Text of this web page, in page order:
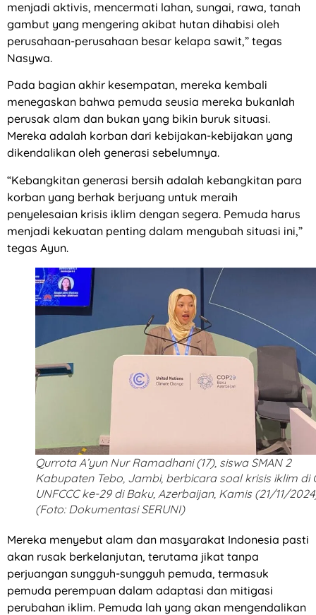
menjadi aktivis, mencermati lahan, sungai, rawa, tanah
gambut yang mengering akibat hutan dihabisi oleh
perusahaan-perusahaan besar kelapa sawit,” tegas
Nasywa.
Pada bagian akhir kesempatan, mereka kembali
menegaskan bahwa pemuda seusia mereka bukanlah
perusak alam dan bukan yang bikin buruk situasi.
Mereka adalah korban dari kebijakan-kebijakan yang
dikendalikan oleh generasi sebelumnya.
“Kebangkitan generasi bersih adalah kebangkitan para
korban yang berhak berjuang untuk meraih
penyelesaian krisis iklim dengan segera. Pemuda harus
menjadi kekuatan penting dalam mengubah situasi ini,”
tegas Ayun.
Qurrota A’yun Nur Ramadhani (17), siswa SMAN 2
Kabupaten Tebo, Jambi, berbicara soal krisis iklim di
UNFCCC ke-29 di Baku, Azerbaijan, Kamis (21/11/
(Foto: Dokumentasi SERUNI)
Mereka menyebut alam dan masyarakat Indonesia pasti
akan rusak berkelanjutan, terutama jikat tanpa
perjuangan sungguh-sungguh pemuda, termasuk
pemuda perempuan dalam adaptasi dan mitigasi
perubahan iklim. Pemuda lah yang akan mengendalikan